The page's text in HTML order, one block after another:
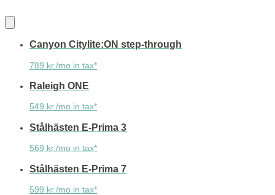
Canyon Citylite:ON step-through
789 kr./mo in tax*
Raleigh ONE
549 kr./mo in tax*
Stålhästen E-Prima 3
569 kr./mo in tax*
Stålhästen E-Prima 7
599 kr./mo in tax*